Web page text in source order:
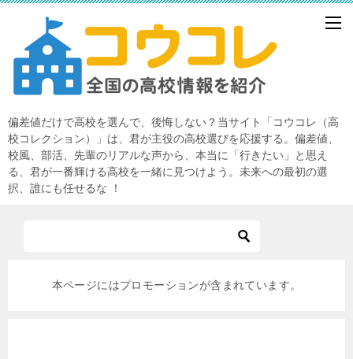
偏差値だけで高校を選んで、後悔しない？当サイト「コウコレ（高
校コレクション）」は、君が主役の高校選びを応援する。偏差値、
校風、部活、先輩のリアルな声から、本当に「行きたい」と思え
る、君が一番輝ける高校を一緒に見つけよう。未来への最初の選
択、誰にも任せるな ！
本ページにはプロモーションが含まれています。